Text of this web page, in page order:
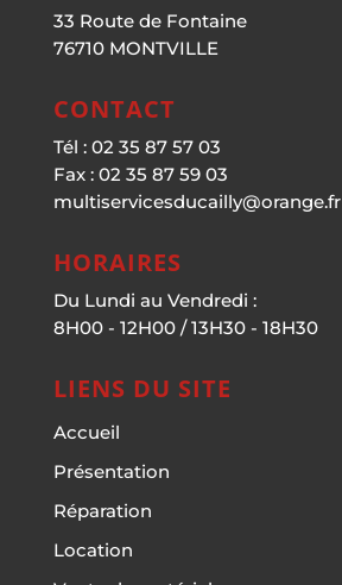
33 Route de Fontaine
76710 MONTVILLE
CONTACT
Tél : 02 35 87 57 03
Fax : 02 35 87 59 03
multiservicesducailly@orange.fr
HORAIRES
Du Lundi au Vendredi :
8H00 - 12H00 / 13H30 - 18H30
LIENS DU SITE
Accueil
Présentation
Réparation
Location